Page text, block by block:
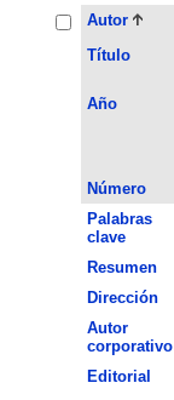
Autor
Título
Año
Número
Palabras
clave
Resumen
Dirección
Autor
corporativo
Editorial